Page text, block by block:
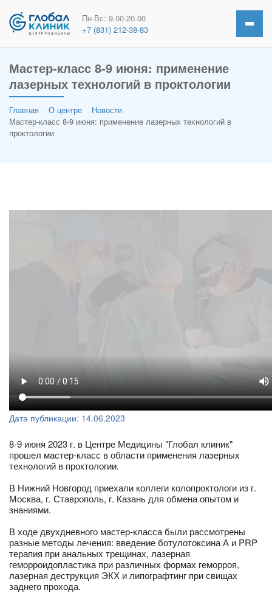
Пн-Вс: 9.00-20.00
+7 (831) 212-38-83
Мастер-класс 8-9 июня: применение
лазерных технологий в проктологии
Главная О центре
Новости
Мастер-класс 8-9 июня: применение лазерных технологий в
проктологии
Дата публикации: 14.06.2023
8-9 июня 2023 г. в Центре Медицины "Глобал клиник"
прошел мастер-класс в области применения лазерных
технологий в проктологии.
В Нижний Новгород приехали коллеги колопроктологи из г.
Москва, г. Ставрополь, г. Казань для обмена опытом и
знаниями.
В ходе двухдневного мастер-класса были рассмотрены
разные методы лечения: введение ботулотоксина А и PRP
терапия при анальных трещинах, лазерная
геморроидопластика при различных формах геморроя,
лазерная деструкция ЭКХ и липографтинг при свищах
заднего прохода.